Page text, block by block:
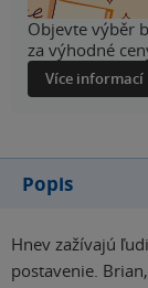
Objevte výběr
za výhodné
Více informací
Popis
Hnev zažívajú
postavenie.